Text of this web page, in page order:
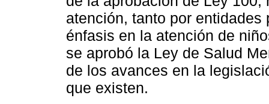
atención, tanto por
énfasis en la atención de
se aprobó la Ley de Salud
de los avances en la
que existen.